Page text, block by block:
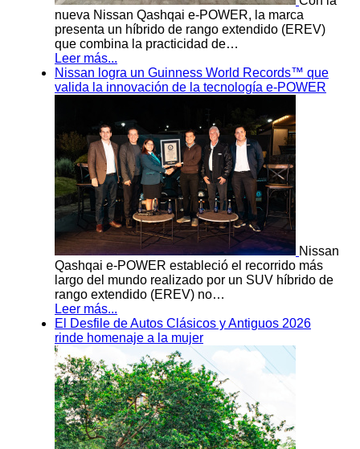
nueva Nissan Qashqai e-POWER, la marca
presenta un híbrido de rango extendido (EREV)
que combina la practicidad de…
Leer más...
Nissan logra un Guinness World Records™ que
valida la innovación de la tecnología e-POWER
Nissan
Qashqai e-POWER estableció el recorrido más
largo del mundo realizado por un SUV híbrido de
rango extendido (EREV) no…
Leer más...
El Desfile de Autos Clásicos y Antiguos 2026
rinde homenaje a la mujer